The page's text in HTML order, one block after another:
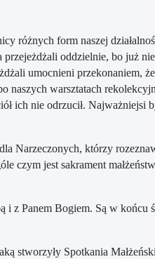
różnych form naszej
oddzielnie, bo już
umocnieni przekonaniem,
naszych warsztatach
ich nie odrzucił. Najważniejsi
Narzeczonych, którzy
jest sakrament
z Panem Bogiem. Są w
stworzyły Spotkania